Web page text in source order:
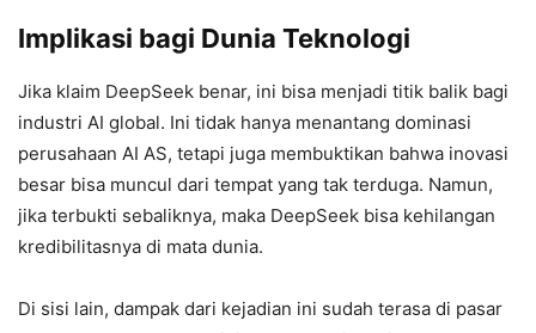
Implikasi bagi Dunia Teknologi
Jika klaim DeepSeek benar, ini bisa menjadi titik balik bagi
industri AI global. Ini tidak hanya menantang dominasi
perusahaan AI AS, tetapi juga membuktikan bahwa inovasi
besar bisa muncul dari tempat yang tak terduga. Namun,
jika terbukti sebaliknya, maka DeepSeek bisa kehilangan
kredibilitasnya di mata dunia.
Di sisi lain, dampak dari kejadian ini sudah terasa di pasar